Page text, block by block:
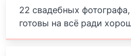
22 свадебных
готовы на всё ради